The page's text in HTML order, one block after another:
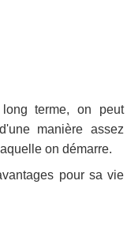
terme, on peut
manière assez
on démarre.
pour sa vie